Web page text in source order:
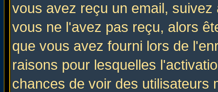
vous avez reçu un email,
vous ne l'avez pas reçu, alors
que vous avez fourni lors de
raisons pour lesquelles
chances de voir des utilisateurs